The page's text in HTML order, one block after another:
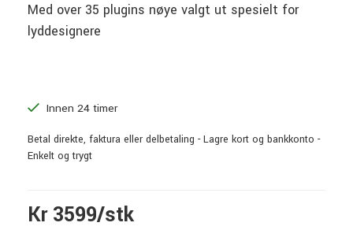
Med over 35 plugins nøye valgt ut spesielt for
lyddesignere
Innen 24 timer
Betal direkte, faktura eller delbetaling - Lagre kort og bankkonto -
Enkelt og trygt
Kr 3599/stk